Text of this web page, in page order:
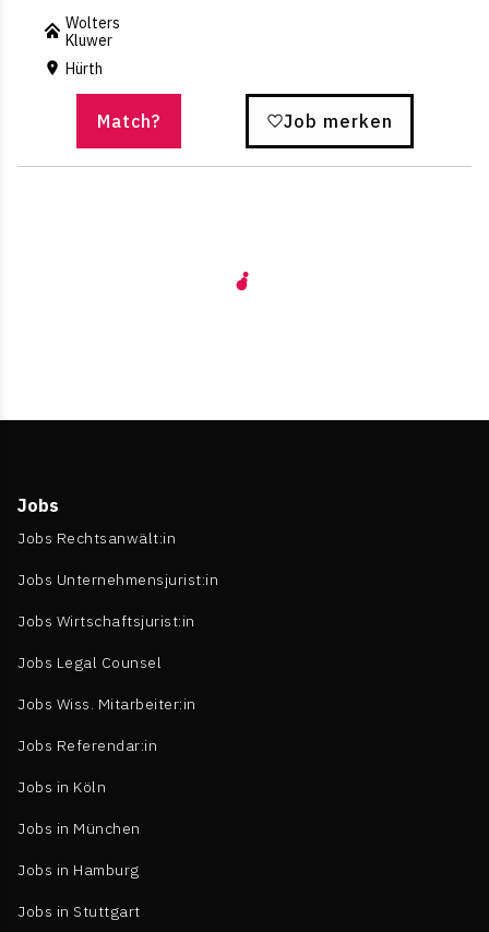
Wolters
Kluwer
Hürth
Match? Job merken
Jobs
Jobs Rechtsanwält:in
Jobs Unternehmensjurist:in
Jobs Wirtschaftsjurist:in
Jobs Legal Counsel
Jobs Wiss. Mitarbeiter:in
Jobs Referendar:in
Jobs in Köln
Jobs in München
Jobs in Hamburg
Jobs in Stuttgart